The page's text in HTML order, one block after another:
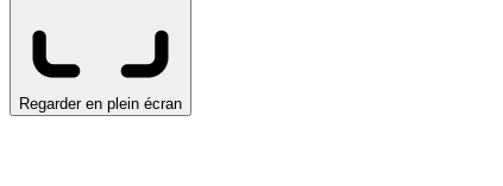
Regarder en plein écran